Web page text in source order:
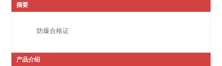
摘要
防爆合格证
产品介绍